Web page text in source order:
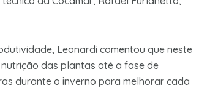
Leonardi comentou que neste
das plantas até a fase de
durante o inverno para melhorar cada